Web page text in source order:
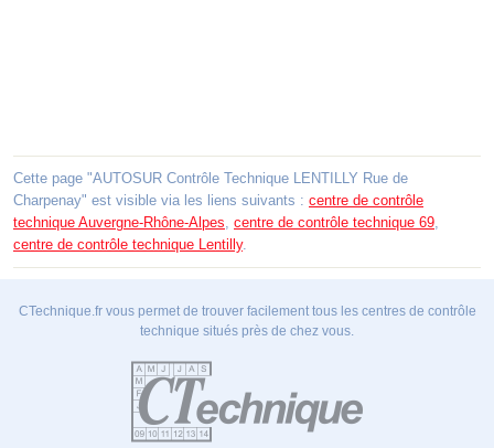
Cette page "AUTOSUR Contrôle Technique LENTILLY Rue de
Charpenay" est visible via les liens suivants : centre de contrôle
technique Auvergne-Rhône-Alpes, centre de contrôle technique 69,
centre de contrôle technique Lentilly.
CTechnique.fr vous permet de trouver facilement tous les centres de contrôle
technique situés près de chez vous.